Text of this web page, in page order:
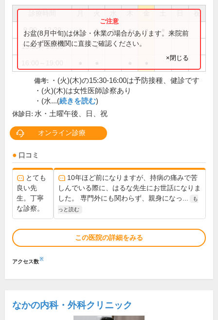
祝
9:00～12:30 ● ● ● ● ●
15:30～16:00 ● ●
お盆(8月中旬)は休診・休業の場合があります。来院前
に必ず医療機関に直接ご確認ください。
×閉じる
備考:
・(火)(木)の15:30-16:00は予防接種、健診です
・(火)(木)は女性医師診察あり
・(水...(続きを読む)
休診日: 水・土曜午後、日、祝
オンライン診療
口コミ
とても
良い先
生。丁寧
な診察。
10年ほど前になりますが、持病の痛みで苦
しんでいる際に、はるな先生にお世話になりま
した。 専門外にも関わらず、親身になっ...
も
っと読む
この医院の詳細をみる
アクセス数※
なかの内科・外科クリニック